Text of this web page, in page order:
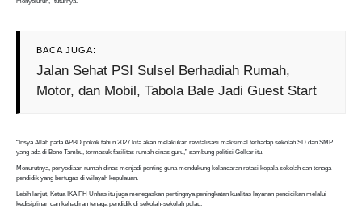
menyeluruh,” tuturnya.
BACA JUGA:
Jalan Sehat PSI Sulsel Berhadiah Rumah,
Motor, dan Mobil, Tabola Bale Jadi Guest Start
“Insya Allah pada APBD pokok tahun 2027 kita akan melakukan revitalisasi maksimal terhadap sekolah SD dan SMP
yang ada di Bone Tambu, termasuk fasilitas rumah dinas guru,” sambung politisi Golkar itu.
Menurutnya, penyediaan rumah dinas menjadi penting guna mendukung kelancaran rotasi kepala sekolah dan tenaga
pendidik yang bertugas di wilayah kepulauan.
Lebih lanjut, Ketua IKA FH Unhas itu juga menegaskan pentingnya peningkatan kualitas layanan pendidikan melalui
kedisiplinan dan kehadiran tenaga pendidik di sekolah-sekolah pulau.